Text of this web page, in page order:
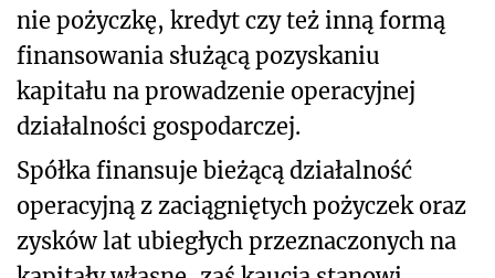
nie pożyczkę, kredyt czy też inną formą
finansowania służącą pozyskaniu
kapitału na prowadzenie operacyjnej
działalności gospodarczej.
Spółka finansuje bieżącą działalność
operacyjną z zaciągniętych pożyczek oraz
zysków lat ubiegłych przeznaczonych na